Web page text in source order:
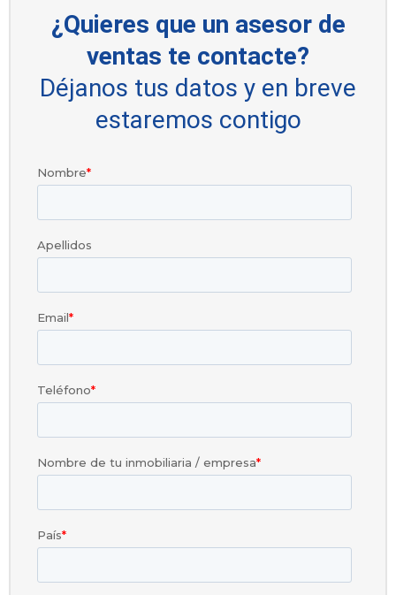
¿Quieres que un asesor de
ventas te contacte?
Déjanos tus datos y en breve
estaremos contigo